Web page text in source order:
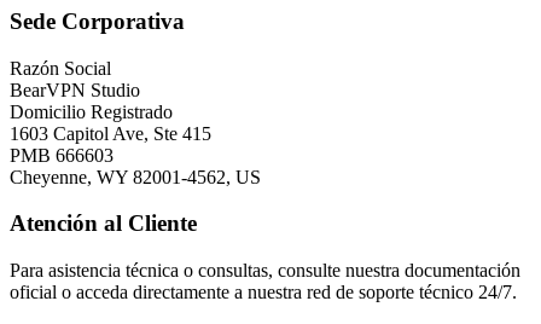
Sede Corporativa
Razón Social
BearVPN Studio
Domicilio Registrado
1603 Capitol Ave, Ste 415
PMB 666603
Cheyenne, WY 82001-4562, US
Atención al Cliente
Para asistencia técnica o consultas, consulte nuestra documentación
oficial o acceda directamente a nuestra red de soporte técnico 24/7.